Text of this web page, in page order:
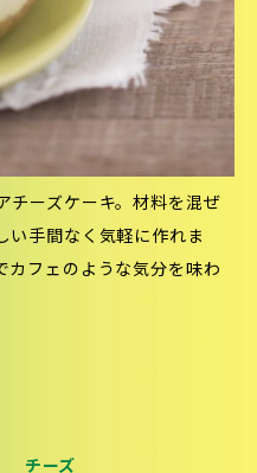
チーズケーキ。材料を混ぜ
い手間なく気軽に作れま
カフェのような気分を味わ
チーズ